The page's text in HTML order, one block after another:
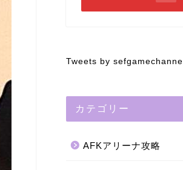
Tweets by sefgamechannel
カテゴリー
AFKアリーナ攻略